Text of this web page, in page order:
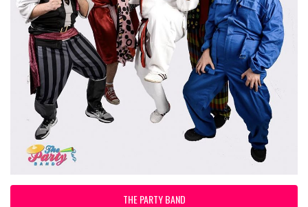
THE PARTY BAND